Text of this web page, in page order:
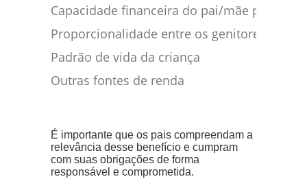
Capacidade financeira do pai/mãe pagador
Proporcionalidade entre os genitores
Padrão de vida da criança
Outras fontes de renda
É importante que os pais compreendam a
relevância desse benefício e cumpram
com suas obrigações de forma
responsável e comprometida.